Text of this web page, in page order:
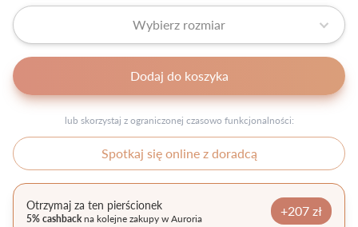
Wybierz rozmiar
Dodaj do koszyka
lub skorzystaj z ograniczonej czasowo funkcjonalności:
Spotkaj się online z doradcą
Otrzymaj za ten pierścionek
5% cashbackna kolejne zakupy w Auroria +207 zł